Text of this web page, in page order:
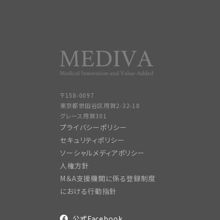
〒158-0097
東京都世田谷区用賀2-32-18
グレース用賀301
プライバシーポリシー
セキュリティポリシー
ソーシャルメディアポリシー
人権方針
M＆A支援機関に係る登録制度
における行動指針